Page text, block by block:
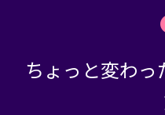
ちょっと変わ